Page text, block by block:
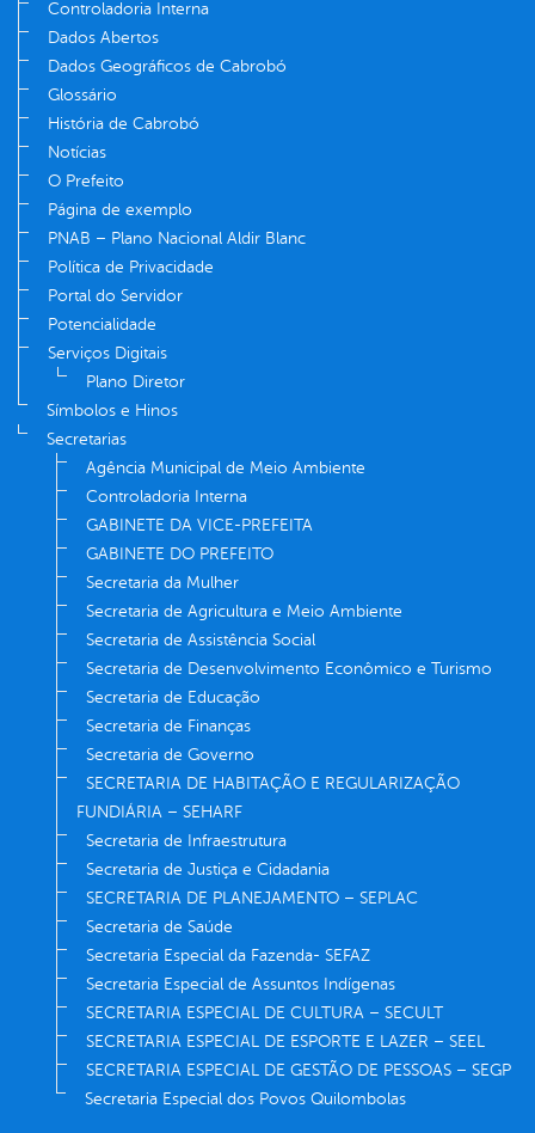
Controladoria Interna
Dados Abertos
Dados Geográficos de Cabrobó
Glossário
História de Cabrobó
Notícias
O Prefeito
Página de exemplo
PNAB – Plano Nacional Aldir Blanc
Política de Privacidade
Portal do Servidor
Potencialidade
Serviços Digitais
Plano Diretor
Símbolos e Hinos
Secretarias
Agência Municipal de Meio Ambiente
Controladoria Interna
GABINETE DA VICE-PREFEITA
GABINETE DO PREFEITO
Secretaria da Mulher
Secretaria de Agricultura e Meio Ambiente
Secretaria de Assistência Social
Secretaria de Desenvolvimento Econômico e Turismo
Secretaria de Educação
Secretaria de Finanças
Secretaria de Governo
SECRETARIA DE HABITAÇÃO E REGULARIZAÇÃO
FUNDIÁRIA – SEHARF
Secretaria de Infraestrutura
Secretaria de Justiça e Cidadania
SECRETARIA DE PLANEJAMENTO – SEPLAC
Secretaria de Saúde
Secretaria Especial da Fazenda- SEFAZ
Secretaria Especial de Assuntos Indígenas
SECRETARIA ESPECIAL DE CULTURA – SECULT
SECRETARIA ESPECIAL DE ESPORTE E LAZER – SEEL
SECRETARIA ESPECIAL DE GESTÃO DE PESSOAS – SEGP
Secretaria Especial dos Povos Quilombolas